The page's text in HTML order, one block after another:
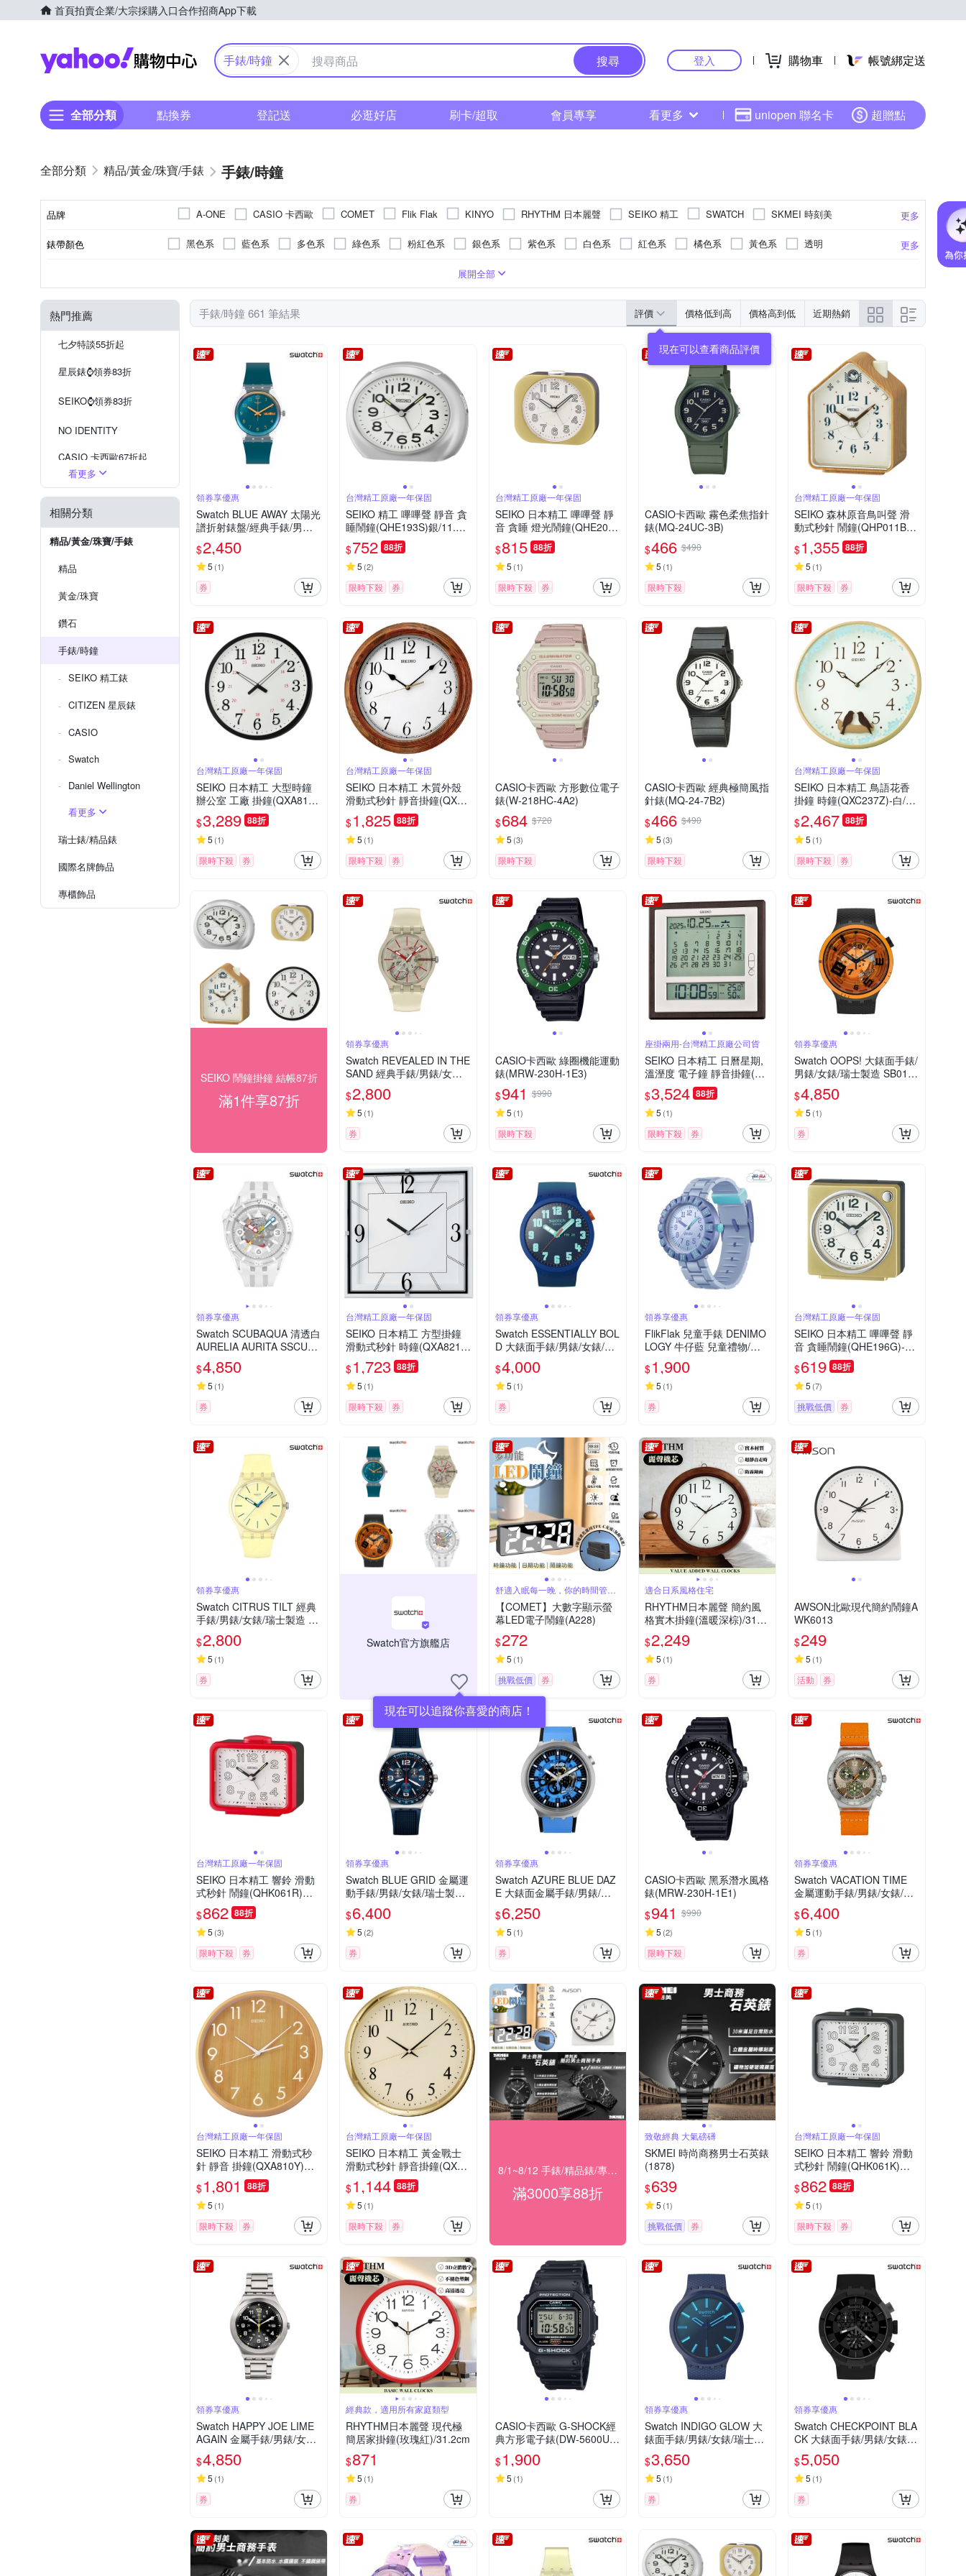
首頁拍賣企業/大宗採購入口合作招商App下載
Yahoo購物中心
手錶/時鐘 搜尋 登入 購物車 帳號綁定送
全部分類 點換券 登記送 必逛好店 刷卡/超取 會員專享 看更多 uniopen 聯名卡 超贈點
精品/黃金/珠寶/手錶 手錶/時鐘
品牌 更多
A-ONE CASIO 卡西歐 COMET Flik Flak KINYO RHYTHM 日本麗聲 SEIKO 精工 SWATCH
SKMEI 時刻美
TROMSO
其他品牌
錶帶顏色 更多
黑色系 藍色系 多色系 綠色系 粉紅色系 銀色系 紫色系 白色系 紅色系 橘色系 黃色系
透明
金色系 卡其色系
綠色系
紅色系
礦物玻璃 塑膠玻璃(RESIN GLASS)
皮革錶帶陶瓷
展開全部
熱門推薦
七夕特談55折起
星辰錶⌚️領券83折
SEIKO⌚️領券83折
NO IDENTITY
CASIO 卡西歐67折起
現在流行『戒指錶』
SEIKO 掛鐘
WIRED 出清5折
看更多
相關分類
精品/黃金/珠寶/手錶
精品
黃金/珠寶
鑽石
手錶/時鐘
SEIKO 精工錶
CITIZEN 星辰錶
CASIO
Swatch
Daniel Wellington
看更多
瑞士錶/精品錶
國際名牌飾品
專櫃飾品
手錶/時鐘 661 筆結果 評價 價格低到高 價格高到低 近期熱銷
領券享優惠
Swatch BLUE AWAY 太陽光
譜折射錶盤/經典手錶/男錶/
女錶/瑞士製造 SO28K700
(34mm)
$2,450
5 (1)
券
台灣精工原廠一年保固
SEIKO 精工 嗶嗶聲 靜音 貪
睡鬧鐘(QHE193S)銀/11.2X
8.8cm
$752 88折
5 (2)
限時下殺 券
台灣精工原廠一年保固
SEIKO 日本精工 嗶嗶聲 靜
音 貪睡 燈光鬧鐘(QHE206
G)金/9.9X11.3cm
$815 88折
5 (1)
限時下殺 券
CASIO卡西歐 霧色柔焦指針
錶(MQ-24UC-3B)
$466 $490
5 (1)
限時下殺
台灣精工原廠一年保固
SEIKO 森林原音鳥叫聲 滑
動式秒針 鬧鐘(QHP011B)
咖啡/11X8.6cm
$1,355 88折
5 (1)
限時下殺 券
台灣精工原廠一年保固
SEIKO 日本精工 大型時鐘
辦公室 工廠 掛鐘(QXA819
K)黑框/50.8cm
$3,289 88折
5 (1)
限時下殺 券
台灣精工原廠一年保固
SEIKO 日本精工 木質外殼
滑動式秒針 靜音掛鐘(QXA5
28B)-白/33cm
$1,825 88折
5 (1)
限時下殺 券
CASIO卡西歐 方形數位電子
錶(W-218HC-4A2)
$684 $720
5 (3)
限時下殺
CASIO卡西歐 經典極簡風指
針錶(MQ-24-7B2)
$466 $490
5 (3)
限時下殺
台灣精工原廠一年保固
SEIKO 日本精工 鳥語花香
掛鐘 時鐘(QXC237Z)-白/33
cm
$2,467 88折
5 (1)
限時下殺 券
SEIKO 鬧鐘掛鐘 結帳87折
滿1件享87折
領券享優惠
Swatch REVEALED IN THE
SAND 經典手錶/男錶/女錶/
瑞士製造 SO29K119 (41m
m)
$2,800
5 (1)
券
CASIO卡西歐 綠圈機能運動
錶(MRW-230H-1E3)
$941 $990
5 (1)
限時下殺
座掛兩用-台灣精工原廠公司貨
SEIKO 日本精工 日曆星期,
溫溼度 電子鐘 靜音掛鐘(QH
L100B)24.6cm
$3,524 88折
5 (1)
限時下殺 券
領券享優惠
Swatch OOPS! 大錶面手錶/
男錶/女錶/瑞士製造 SB01B
127 (47mm)
$4,850
5 (1)
券
領券享優惠
Swatch SCUBAQUA 清透白
AURELIA AURITA SSCU09
K100 (44mm)
$4,850
5 (1)
券
台灣精工原廠一年保固
SEIKO 日本精工 方型掛鐘
滑動式秒針 時鐘(QXA821
W)白/29.6cm
$1,723 88折
5 (1)
限時下殺 券
領券享優惠
Swatch ESSENTIALLY BOL
D 大錶面手錶/男錶/女錶/瑞
士製造 SB01N700 (47mm)
$4,000
5 (1)
券
領券享優惠
FlikFlak 兒童手錶 DENIMO
LOGY 牛仔藍 兒童禮物/安
全防水/瑞士製造 FCSP128
(36.7mm)
$1,900
5 (1)
券
台灣精工原廠一年保固
SEIKO 日本精工 嗶嗶聲 靜
音 貪睡鬧鐘(QHE196G)-金/
6.6X6.6cm
$619 88折
5 (7)
挑戰低價 券
領券享優惠
Swatch CITRUS TILT 經典
手錶/男錶/女錶/瑞士製造 S
O29J102 (41mm)
$2,800
5 (1)
券
Swatch官方旗艦店
現在可以追蹤你喜愛的商店！
舒適入眠每一晚，你的時間管理
器
【COMET】大數字顯示螢
幕LED電子鬧鐘(A228)
$272
5 (1)
挑戰低價 券
適合日系風格住宅
RHYTHM日本麗聲 簡約風
格實木掛鐘(溫暖深棕)/31c
m
$2,249
5 (1)
券
AWSON北歐現代簡約鬧鐘A
WK6013
$249
5 (1)
活動 券
台灣精工原廠一年保固
SEIKO 日本精工 響鈴 滑動
式秒針 鬧鐘(QHK061R)紅/
9.7X10.9cm
$862 88折
5 (3)
限時下殺 券
領券享優惠
Swatch BLUE GRID 金屬運
動手錶/男錶/女錶/瑞士製造
YVS454 (43mm)
$6,400
5 (2)
券
領券享優惠
Swatch AZURE BLUE DAZ
E 大錶面金屬手錶/男錶/女
錶/瑞士製造 SB07S106 (47
mm)
$6,250
5 (1)
券
CASIO卡西歐 黑系潛水風格
錶(MRW-230H-1E1)
$941 $990
5 (2)
限時下殺
領券享優惠
Swatch VACATION TIME
金屬運動手錶/男錶/女錶/瑞
士製造 YVS101 (43mm)
$6,400
5 (1)
券
台灣精工原廠一年保固
SEIKO 日本精工 滑動式秒
針 靜音 掛鐘(QXA810Y)卡
其色/30.3cm
$1,801 88折
5 (1)
限時下殺 券
台灣精工原廠一年保固
SEIKO 日本精工 黃金戰士
滑動式秒針 靜音掛鐘(QXA4
17G)-金/31cm
$1,144 88折
5 (1)
限時下殺 券
8/1~8/12 手錶/精品錶/專櫃飾品 指定商品滿$3000享88折
滿3000享88折
致敬經典 大氣磅礡
SKMEI 時尚商務男士石英錶
(1878)
$639
5 (1)
挑戰低價 券
台灣精工原廠一年保固
SEIKO 日本精工 響鈴 滑動
式秒針 鬧鐘(QHK061K)黑/
9.7X10.9cm
$862 88折
5 (1)
限時下殺 券
領券享優惠
Swatch HAPPY JOE LIME
AGAIN 金屬手錶/男錶/女錶/
瑞士製造 YWS439GC (41m
m)
$4,850
5 (1)
券
經典款，適用所有家庭類型
RHYTHM日本麗聲 現代極
簡居家掛鐘(玫瑰紅)/31.2cm
$871
5 (1)
券
CASIO卡西歐 G-SHOCK經
典方形電子錶(DW-5600UE-
$1,900
5 (1)
領券享優惠
Swatch INDIGO GLOW 大
錶面手錶/男錶/女錶/瑞士製
造 SB05N113 (47mm)
$3,650
5 (1)
券
領券享優惠
Swatch CHECKPOINT BLA
CK 大錶面手錶/男錶/女錶/
瑞士製造 SB02B400 (47m
m)
$5,050
5 (1)
券